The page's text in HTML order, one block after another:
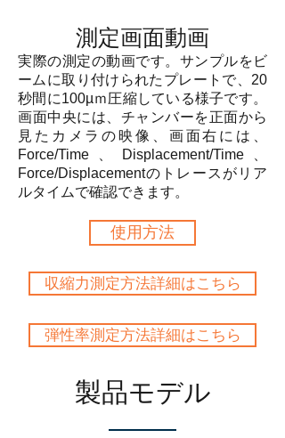
測定画面動画
​実際の測定の動画です。サンプルをビ
ームに取り付けられたプレートで、20
秒間に100µｍ圧縮している様子です。
画面中央には、チャンバーを正面から
見たカメラの映像、画面右には、
Force/Time、Displacement/Time、
Force/Displacementのトレースがリア
ルタイムで確認できます。
使用方法
収縮力測定方法詳細はこちら
弾性率測定方法詳細はこちら
製品モデル